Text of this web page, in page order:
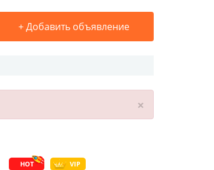
+Добавить объявление
×
HOT VIP